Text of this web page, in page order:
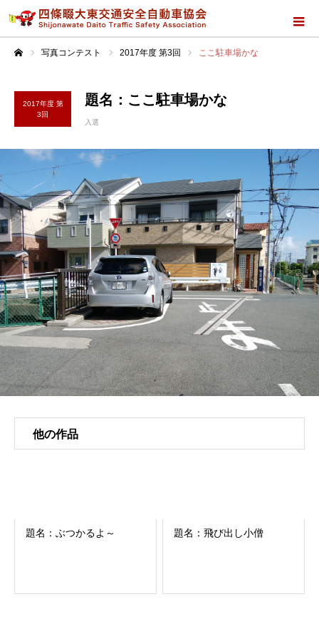
写真コンテスト 2017年度 第3回 ここ駐車場かな
2017年度 第
3回
題名：ここ駐車場かな
入選
他の作品
題名：ぶつかるよ～ 題名：飛び出し小僧